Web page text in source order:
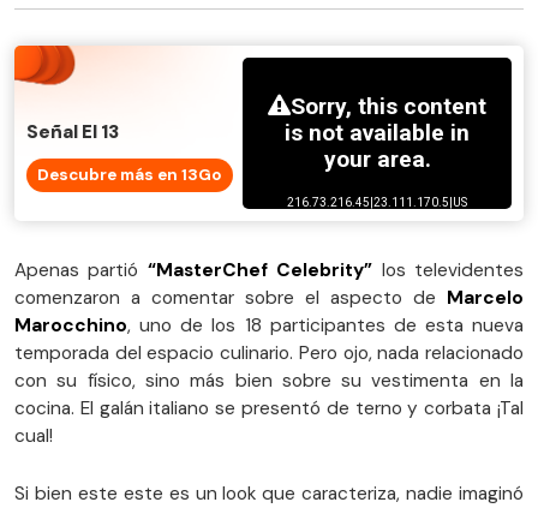
Señal El 13
Descubre más en 13Go
Apenas partió “MasterChef Celebrity” los televidentes
comenzaron a comentar sobre el aspecto de Marcelo
Marocchino, uno de los 18 participantes de esta nueva
temporada del espacio culinario. Pero ojo, nada relacionado
con su físico, sino más bien sobre su vestimenta en la
cocina. El galán italiano se presentó de terno y corbata ¡Tal
cual!
Si bien este este es un look que caracteriza, nadie imaginó